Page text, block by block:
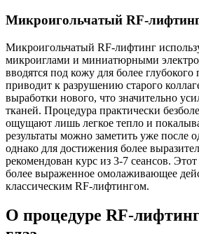
Микроигольчатый RF-
Микроигольчатый RF-лифтинг
микроиглами и миниатюрными
вводятся под кожу для более глубокого
приводит к разрушению старого
выработки нового, что значительно
тканей. Процедура практически
ощущают лишь легкое тепло и
результаты можно заметить уже после
однако для достижения более
рекомендован курс из 3-7 сеансов.
более выраженное омолаживающее
классическим RF-лифтингом.
О процедуре RF-